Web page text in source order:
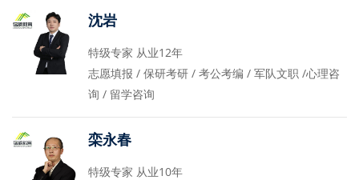
沈岩
特级专家 从业12年
志愿填报 / 保研考研 / 考公考编 / 军队文职 /心理咨
询 / 留学咨询
栾永春
特级专家 从业10年